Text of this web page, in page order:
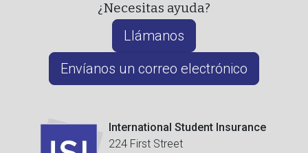
¿Necesitas ayuda?
Llámanos
Envíanos un correo electrónico
International Student Insurance
224 First Street